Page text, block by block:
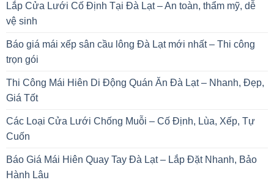
Lắp Cửa Lưới Cố Định Tại Đà Lạt – An toàn, thẩm mỹ, dễ
vệ sinh
Báo giá mái xếp sân cầu lông Đà Lạt mới nhất – Thi công
trọn gói
Thi Công Mái Hiên Di Động Quán Ăn Đà Lạt – Nhanh, Đẹp,
Giá Tốt
Các Loại Cửa Lưới Chống Muỗi – Cố Định, Lùa, Xếp, Tự
Cuốn
Báo Giá Mái Hiên Quay Tay Đà Lạt – Lắp Đặt Nhanh, Bảo
Hành Lâu